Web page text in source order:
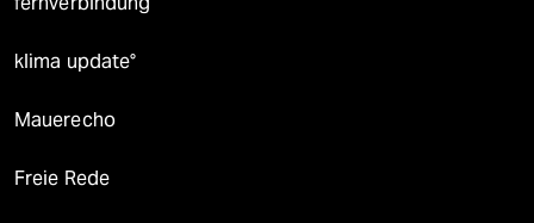
klima update°
Mauerecho
Freie Rede